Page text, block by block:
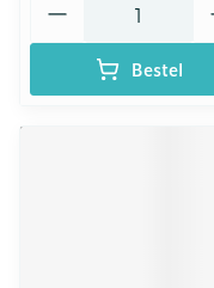
Bestel